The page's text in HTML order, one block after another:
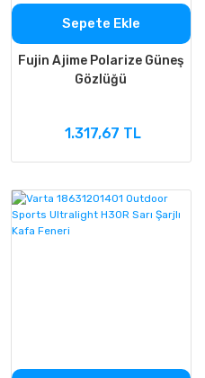
Sepete Ekle
Fujin Ajime Polarize Güneş
Gözlüğü
1.317,67 TL